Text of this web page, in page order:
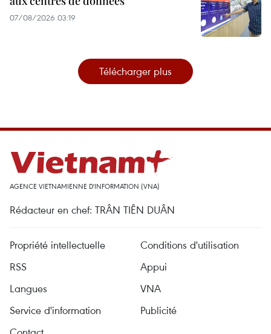
07/08/2026 03:19
Télécharger plus
AGENCE VIETNAMIENNE D'INFORMATION (VNA)
Rédacteur en chef: TRÂN TIÊN DUÂN
Propriété intellectuelle
Conditions d'utilisation
RSS
Appui
Langues
VNA
Service d'information
Publicité